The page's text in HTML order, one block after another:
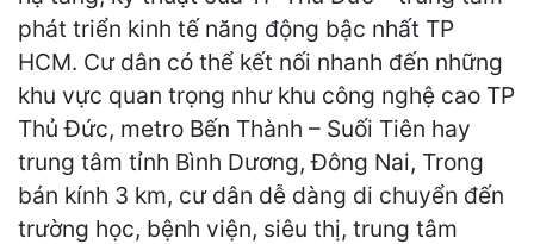
phát triển kinh tế năng động bậc nhất TP
HCM. Cư dân có thể kết nối nhanh đến những
khu vực quan trọng như khu công nghệ cao TP
Thủ Đức, metro Bến Thành – Suối Tiên hay
trung tâm tỉnh Bình Dương, Đông Nai, Trong
bán kính 3 km, cư dân dễ dàng di chuyển đến
trường học, bệnh viện, siêu thị, trung tâm